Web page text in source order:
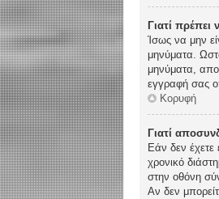
Γιατί
Ίσως να μην
μηνύματα.
μηνύματα,
εγγραφή σας
Κορυφή
Γιατί
Εάν δεν έχετε
χρονικό
στην οθόνη
Αν δεν